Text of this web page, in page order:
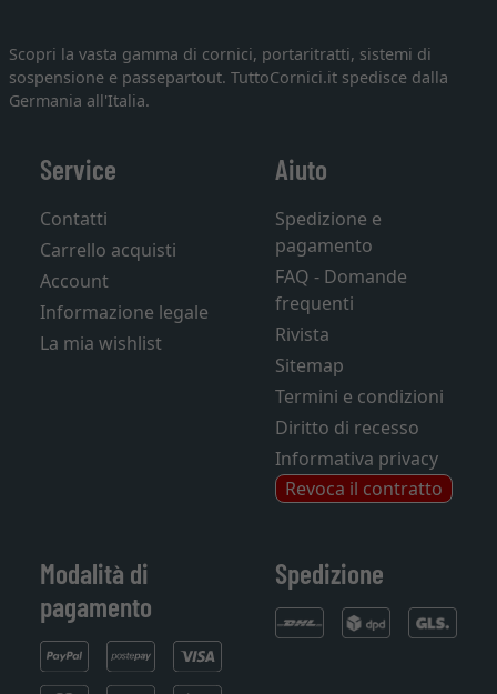
Scopri la vasta gamma di cornici, portaritratti, sistemi di
sospensione e passepartout. TuttoCornici.it spedisce dalla
Germania all'Italia.
Service
Contatti
Carrello acquisti
Account
Informazione legale
La mia wishlist
Aiuto
Spedizione e
pagamento
FAQ - Domande
frequenti
Rivista
Sitemap
Termini e condizioni
Diritto di recesso
Informativa privacy
Revoca il contratto
Modalità di
pagamento
Spedizione